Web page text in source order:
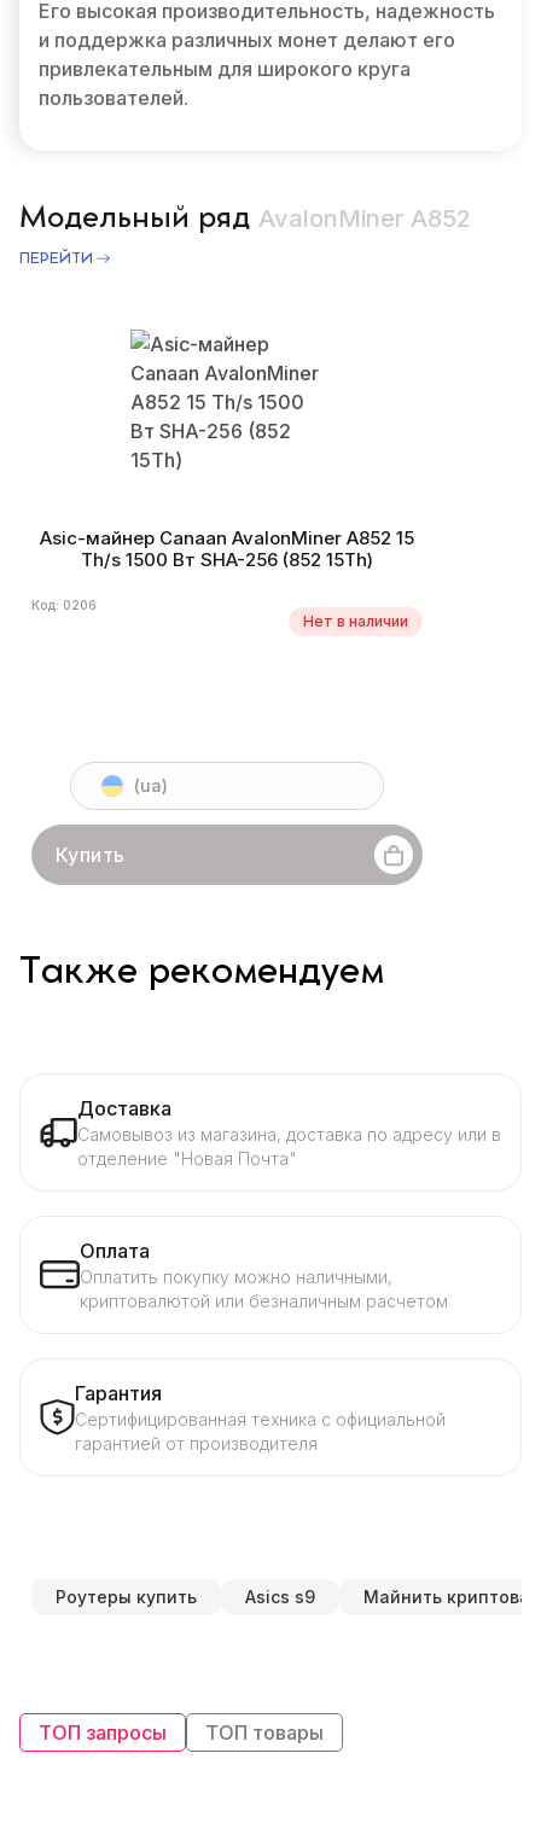
Его высокая производительность, надежность
и поддержка различных монет делают его
привлекательным для широкого круга
пользователей.
Модельный ряд AvalonMiner A852
ПЕРЕЙТИ
Asic-майнер Canaan AvalonMiner A852 15
Th/s 1500 Вт SHA-256 (852 15Th)
Код: 0206
Нет в наличии
(ua)
Купить
Также рекомендуем
Доставка
Самовывоз из магазина, доставка по адресу или в
отделение "Новая Почта"
Оплата
Оплатить покупку можно наличными,
криптовалютой или безналичным расчетом
Гарантия
Сертифицированная техника с официальной
гарантией от производителя
Роутеры купить Asics s9 Майнить
ТОП запросы ТОП товары